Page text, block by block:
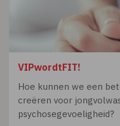
VIPwordtFIT!
Hoe kunnen we een
creëren voor
psychosegevoeligheid?